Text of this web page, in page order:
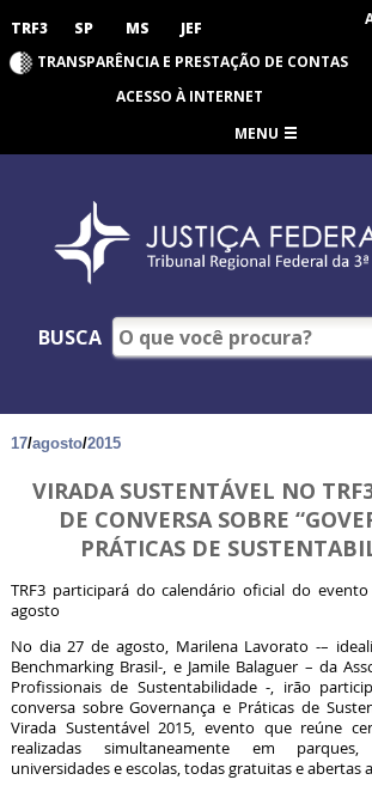
TRF3 SP MS JEF
TRANSPARÊNCIA E PRESTAÇÃO DE CONTAS
ACESSO À INTERNET
MENU
BUSCA
17/agosto/2015
VIRADA SUSTENTÁVEL NO
DE CONVERSA SOBRE
PRÁTICAS DE
TRF3 participará do calendário oficial do
agosto
No dia 27 de agosto, Marilena Lavorato -–
Benchmarking Brasil-, e Jamile Balaguer – da
Profissionais de Sustentabilidade -, irão
conversa sobre Governança e Práticas de
Virada Sustentável 2015, evento que reúne
realizadas simultaneamente em
universidades e escolas, todas gratuitas e abertas